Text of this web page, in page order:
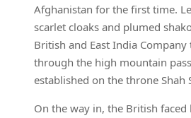
Afghanistan for the first time.
scarlet cloaks and plumed
British and East India
through the high mountain
established on the throne Shah
On the way in, the British faced